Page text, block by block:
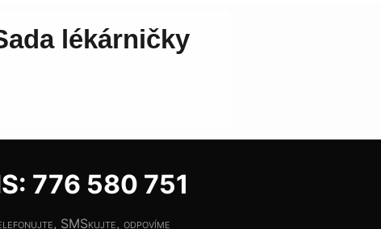
776 580 751
SMSkujte, odpovíme